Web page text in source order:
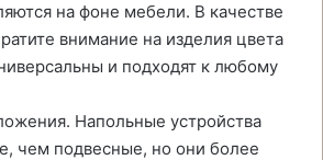
на фоне мебели. В качестве
внимание на изделия цвета
и подходят к любому
Напольные устройства
чем подвесные, но они более